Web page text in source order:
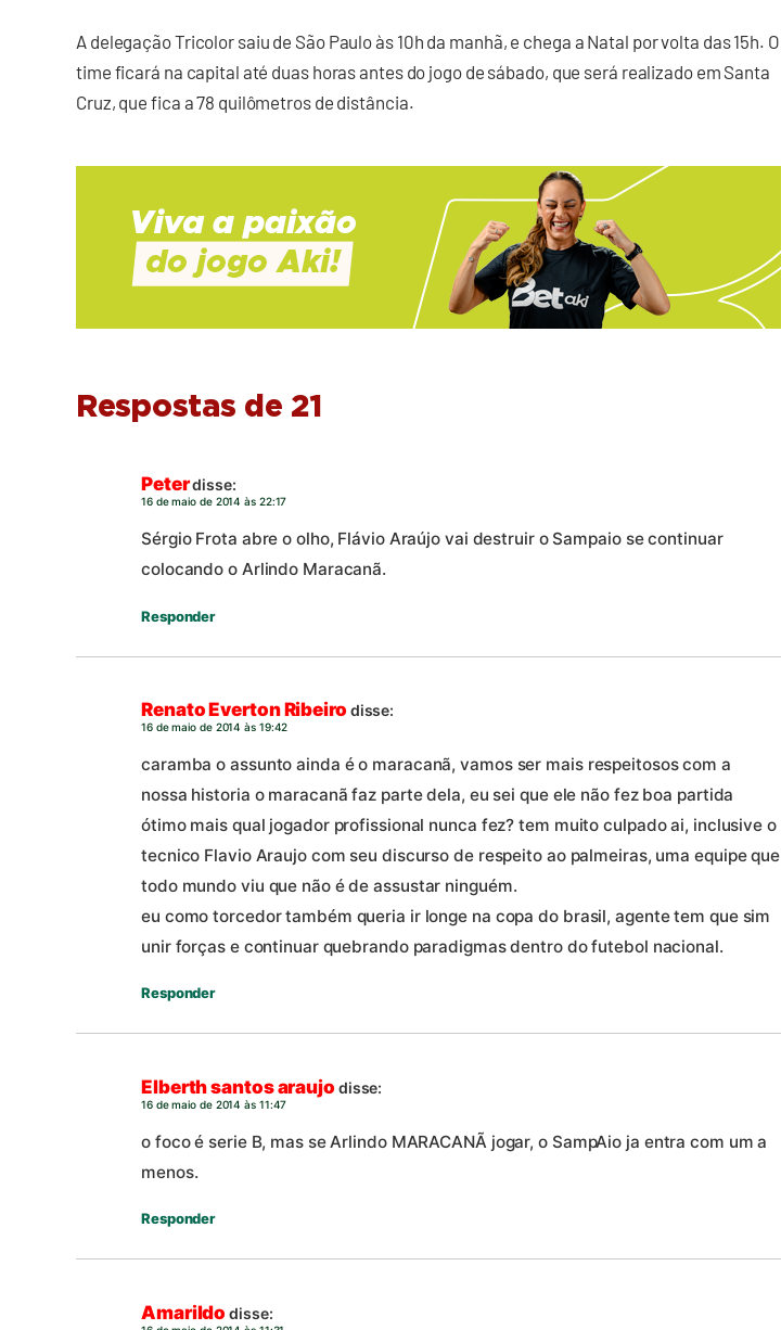
A delegação Tricolor saiu de São Paulo às 10h da manhã, e chega a Natal por volta das 15h. O
time ficará na capital até duas horas antes do jogo de sábado, que será realizado em Santa
Cruz, que fica a 78 quilômetros de distância.
Respostas de 21
Peterdisse:
16 de maio de 2014 às 22:17
Sérgio Frota abre o olho, Flávio Araújo vai destruir o Sampaio se continuar
colocando o Arlindo Maracanã.
Responder
Renato Everton Ribeiro disse:
16 de maio de 2014 às 19:42
caramba o assunto ainda é o maracanã, vamos ser mais respeitosos com a
nossa historia o maracanã faz parte dela, eu sei que ele não fez boa partida
ótimo mais qual jogador profissional nunca fez? tem muito culpado ai, inclusive o
tecnico Flavio Araujo com seu discurso de respeito ao palmeiras, uma equipe que
todo mundo viu que não é de assustar ninguém.
eu como torcedor também queria ir longe na copa do brasil, agente tem que sim
unir forças e continuar quebrando paradigmas dentro do futebol nacional.
Responder
Elberth santos araujo disse:
16 de maio de 2014 às 11:47
o foco é serie B, mas se Arlindo MARACANÃ jogar, o SampAio ja entra com um a
menos.
Responder
Amarildo disse: